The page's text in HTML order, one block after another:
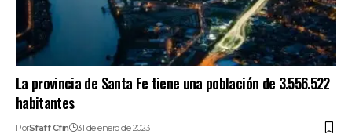
La provincia de Santa Fe tiene una población de 3.556.522
habitantes
PorSfaff Cfin 31 de enero de 2023